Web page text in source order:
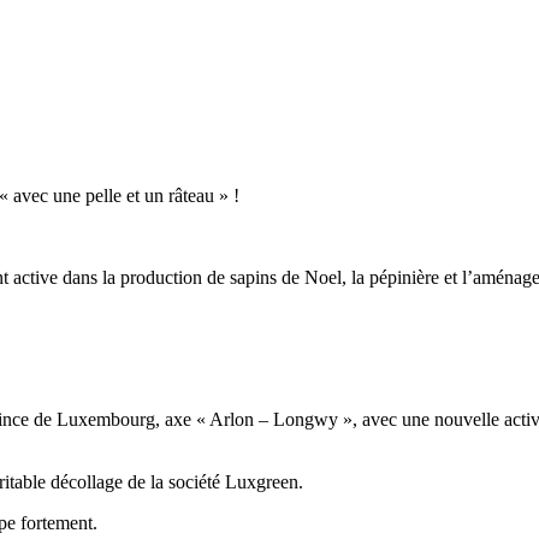
avec une pelle et un râteau » !
dans la production de sapins de Noel, la pépinière et
de Luxembourg, axe « Arlon – Longwy », avec une nouvelle
décollage de la société Luxgreen.
fortement.